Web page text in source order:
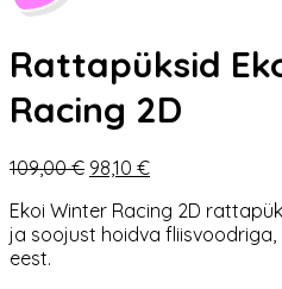
Rattapüksid
Racing 2D
109,00€ Algne
oli:
109,00 €.
98,10 €Praegune
on:
98,10 €.
Ekoi Winter Racing 2D
ja soojust hoidva
eest.